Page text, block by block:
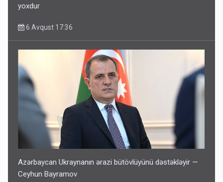
yoxdur
6 Avqust 17:36
Azərbaycan Ukraynanın ərazi bütövlüyünü dəstəkləyir —
Ceyhun Bayramov